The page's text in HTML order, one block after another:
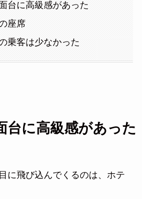
台に高級感があった
座席
乗客は少なかった
台に高級感があった
に飛び込んでくるのは、ホテ